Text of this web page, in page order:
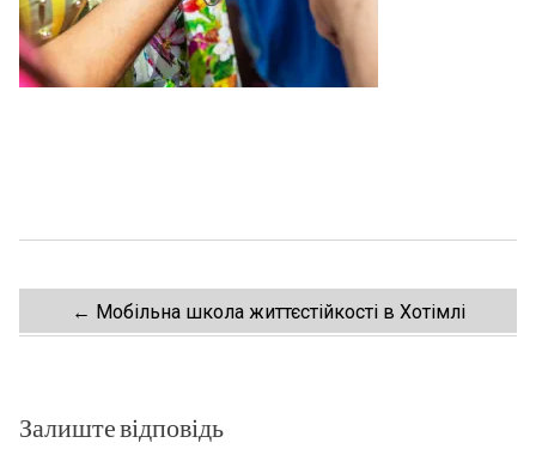
Post
← Мобільна школа життєстійкості в Хотімлі
Залиште відповідь